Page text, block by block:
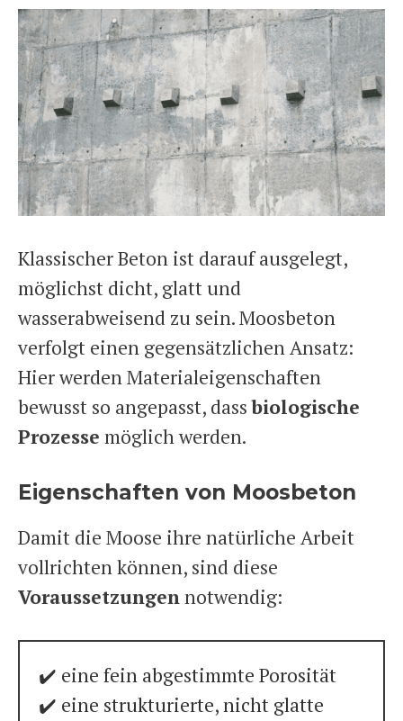
Klassischer Beton ist darauf ausgelegt,
möglichst dicht, glatt und
wasserabweisend zu sein. Moosbeton
verfolgt einen gegensätzlichen Ansatz:
Hier werden Materialeigenschaften
bewusst so angepasst, dassbiologische
Prozesse möglich werden.
Eigenschaften von Moosbeton
Damit die Moose ihre natürliche Arbeit
vollrichten können, sind diese
Voraussetzungennotwendig:
✔️ eine fein abgestimmte Porosität
✔️ eine strukturierte, nicht glatte